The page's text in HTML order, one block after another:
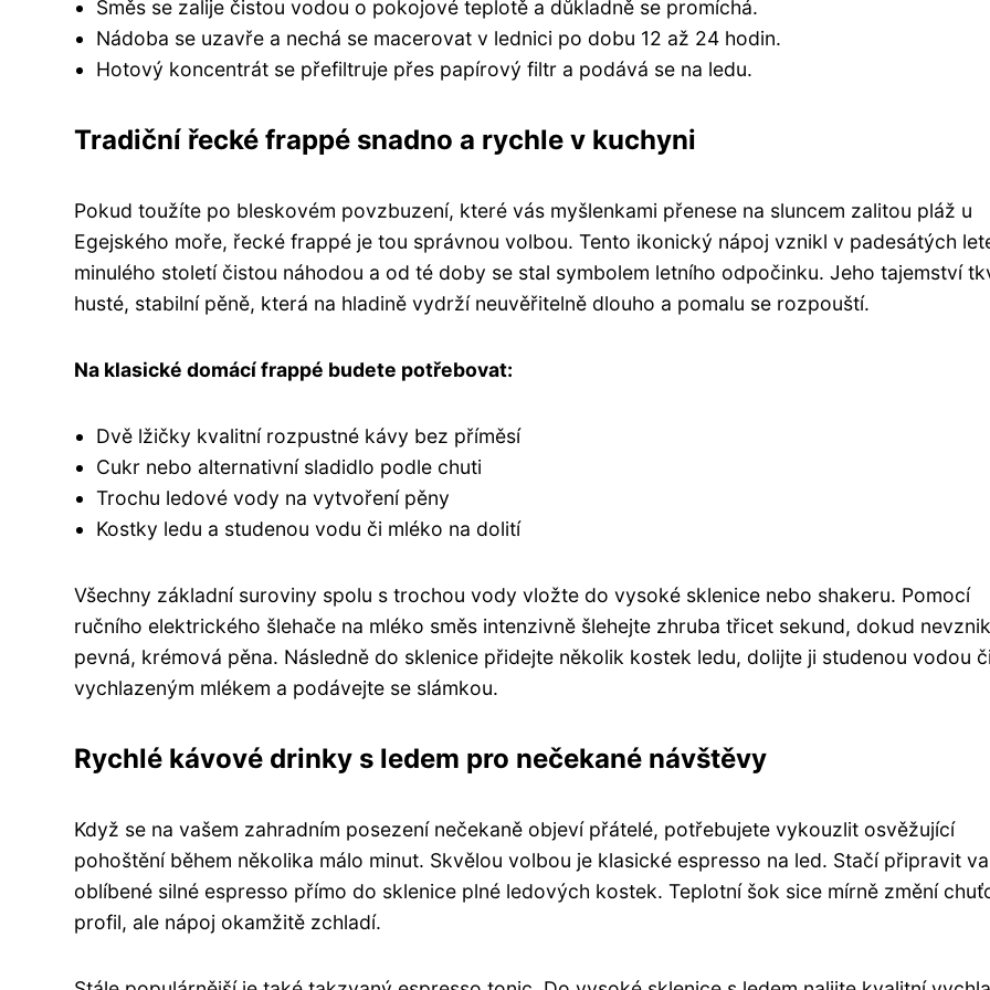
Směs se zalije čistou vodou o pokojové teplotě a důkladně se promíchá.
Nádoba se uzavře a nechá se macerovat v lednici po dobu 12 až 24 hodin.
Hotový koncentrát se přefiltruje přes papírový filtr a podává se na ledu.
Tradiční řecké frappé snadno a rychle v kuchyni
Pokud toužíte po bleskovém povzbuzení, které vás myšlenkami přenese na sluncem zalitou pláž u
Egejského moře, řecké frappé je tou správnou volbou. Tento ikonický nápoj vznikl v padesátých
minulého století čistou náhodou a od té doby se stal symbolem letního odpočinku. Jeho tajemství
husté, stabilní pěně, která na hladině vydrží neuvěřitelně dlouho a pomalu se rozpouští.
Na klasické domácí frappé budete potřebovat:
Dvě lžičky kvalitní rozpustné kávy bez příměsí
Cukr nebo alternativní sladidlo podle chuti
Trochu ledové vody na vytvoření pěny
Kostky ledu a studenou vodu či mléko na dolití
Všechny základní suroviny spolu s trochou vody vložte do vysoké sklenice nebo shakeru. Pomocí
ručního elektrického šlehače na mléko směs intenzivně šlehejte zhruba třicet sekund, dokud
pevná, krémová pěna. Následně do sklenice přidejte několik kostek ledu, dolijte ji studenou vodou či
vychlazeným mlékem a podávejte se slámkou.
Rychlé kávové drinky s ledem pro nečekané návštěvy
Když se na vašem zahradním posezení nečekaně objeví přátelé, potřebujete vykouzlit osvěžující
pohoštění během několika málo minut. Skvělou volbou je klasické espresso na led. Stačí připravit
oblíbené silné espresso přímo do sklenice plné ledových kostek. Teplotní šok sice mírně změní
profil, ale nápoj okamžitě zchladí.